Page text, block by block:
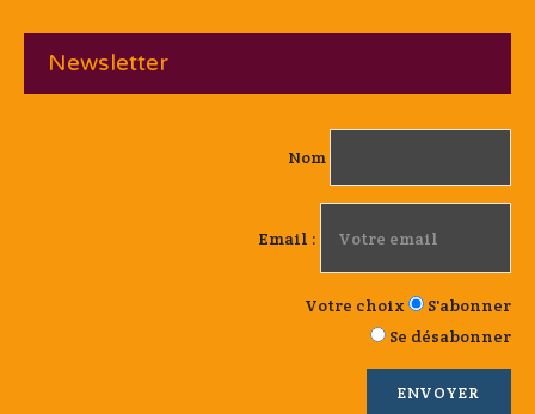
Newsletter
Nom
Email :
Votre choix
S'abonner
Se désabonner